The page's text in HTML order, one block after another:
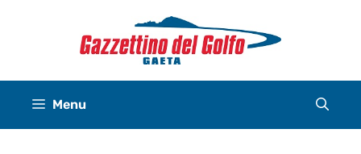
Menu